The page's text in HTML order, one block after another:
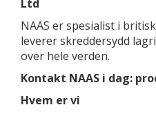
Ltd
NAAS er spesialist i
leverer skreddersydd
over hele verden.
Kontakt NAAS i dag:
Hvem er vi